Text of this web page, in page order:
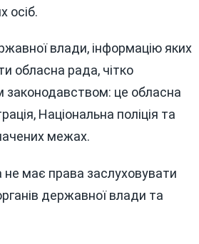
осіб.
влади, інформацію яких
обласна рада, чітко
законодавством: це обласна
Національна поліція та
межах.
має права заслуховувати
державної влади та